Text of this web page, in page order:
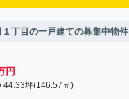
丁目の一戸建ての募集中物件
円
44.33坪(146.57㎡)